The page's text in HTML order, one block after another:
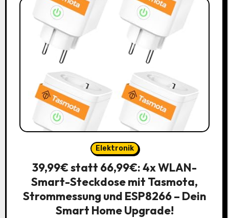
Elektronik
39,99€ statt 66,99€: 4x WLAN-
Smart-Steckdose mit Tasmota,
Strommessung und ESP8266 – Dein
Smart Home Upgrade!